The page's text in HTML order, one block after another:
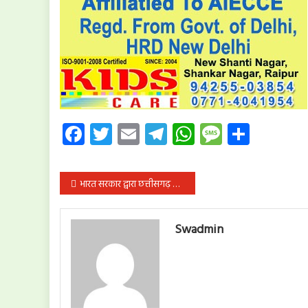
Facebook
Twitter
EmailTelegram
WhatsApp
Message
पोस्ट
नेविगेशन
भारत सरकार द्वारा छत्तीसगढ़ के 14 पुलिस अधिकारियों को वीरता एवं पुलिस सराहनीय सेवा पदक
Swadmin